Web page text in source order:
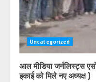
Uncategorized
आल मीडिया जर्नलिस्ट्स
इकाई को मिले नए अध्यक्ष )